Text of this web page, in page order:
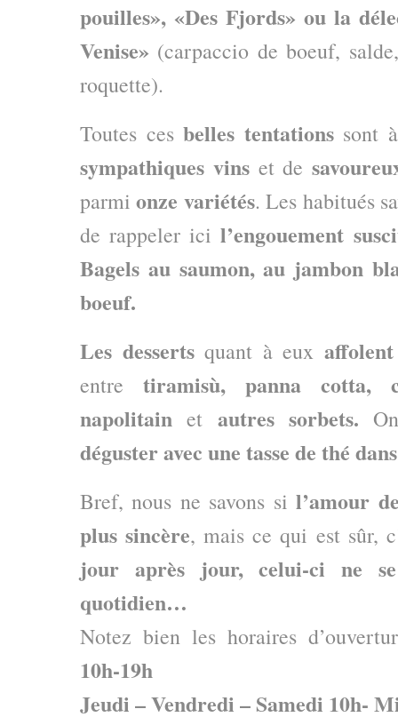
pouilles», «Des Fjords» ou la
Venise» (carpaccio de boeuf,
roquette).
Toutes ces belles tentationssont
sympathiques vinset de
parmionze variétés. Les habitués
de rappeler icil’engouement
Bagels au saumon, au jambon
boeuf.
Les dessertsquant à eux
entre tiramisù, panna cotta,
napolitainet autres sorbets.
déguster avec une tasse de thé
Bref, nous ne savons sil’amour
plus sincère, mais ce qui est sûr,
jour après jour, celui-ci ne
quotidien…
Notez bien les horaires
10h-19h
Jeudi – Vendredi – Samedi 10h-